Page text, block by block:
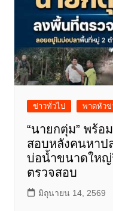
ข่าวทั่วไป พาดหัวข่
“นายกตุ่ม” พร้อ
สอบหลังคนหาป
บ่อน้ำขนาดใหญ่
ตรวจสอบ
มิถุนายน 14, 2569